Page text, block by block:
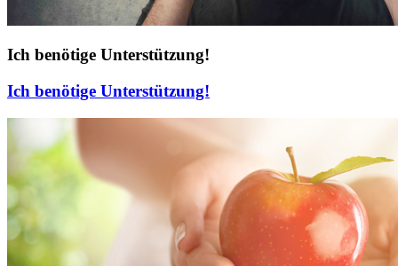
Ich benötige Unterstützung!
Ich benötige Unterstützung!